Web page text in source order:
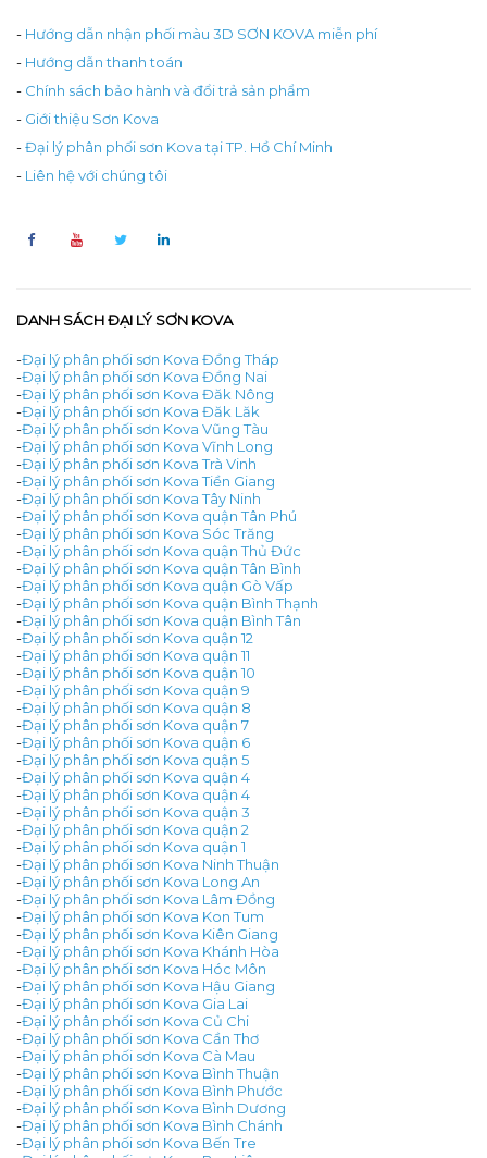
- Hướng dẫn nhận phối màu 3D SƠN KOVA miễn phí
- Hướng dẫn thanh toán
- Chính sách bảo hành và đổi trả sản phẩm
- Giới thiệu Sơn Kova
-Đại lý phân phối sơn Kova tại TP. Hồ Chí Minh
- Liên hệ với chúng tôi
DANH SÁCH ĐẠI LÝ SƠN KOVA
-Đại lý phân phối sơn Kova Đồng Tháp
-Đại lý phân phối sơn Kova Đồng Nai
-Đại lý phân phối sơn Kova Đăk Nông
-Đại lý phân phối sơn Kova Đăk Lăk
-Đại lý phân phối sơn Kova Vũng Tàu
-Đại lý phân phối sơn Kova Vĩnh Long
-Đại lý phân phối sơn Kova Trà Vinh
-Đại lý phân phối sơn Kova Tiền Giang
-Đại lý phân phối sơn Kova Tây Ninh
-Đại lý phân phối sơn Kova quận Tân Phú
-Đại lý phân phối sơn Kova Sóc Trăng
-Đại lý phân phối sơn Kova quận Thủ Đức
-Đại lý phân phối sơn Kova quận Tân Bình
-Đại lý phân phối sơn Kova quận Gò Vấp
-Đại lý phân phối sơn Kova quận Bình Thạnh
-Đại lý phân phối sơn Kova quận Bình Tân
-Đại lý phân phối sơn Kova quận 12
-Đại lý phân phối sơn Kova quận 11
-Đại lý phân phối sơn Kova quận 10
-Đại lý phân phối sơn Kova quận 9
-Đại lý phân phối sơn Kova quận 8
-Đại lý phân phối sơn Kova quận 7
-Đại lý phân phối sơn Kova quận 6
-Đại lý phân phối sơn Kova quận 5
-Đại lý phân phối sơn Kova quận 4
-Đại lý phân phối sơn Kova quận 4
-Đại lý phân phối sơn Kova quận 3
-Đại lý phân phối sơn Kova quận 2
-Đại lý phân phối sơn Kova quận 1
-Đại lý phân phối sơn Kova Ninh Thuận
-Đại lý phân phối sơn Kova Long An
-Đại lý phân phối sơn Kova Lâm Đồng
-Đại lý phân phối sơn Kova Kon Tum
-Đại lý phân phối sơn Kova Kiên Giang
-Đại lý phân phối sơn Kova Khánh Hòa
-Đại lý phân phối sơn Kova Hóc Môn
-Đại lý phân phối sơn Kova Hậu Giang
-Đại lý phân phối sơn Kova Gia Lai
-Đại lý phân phối sơn Kova Củ Chi
-Đại lý phân phối sơn Kova Cần Thơ
-Đại lý phân phối sơn Kova Cà Mau
-Đại lý phân phối sơn Kova Bình Thuận
-Đại lý phân phối sơn Kova Bình Phước
-Đại lý phân phối sơn Kova Bình Dương
-Đại lý phân phối sơn Kova Bình Chánh
-Đại lý phân phối sơn Kova Bến Tre